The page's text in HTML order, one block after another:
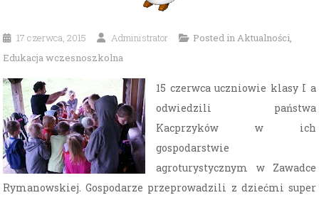
17 czerwca, 2015 Administrator Posted inAktualności,
Edukacja wczesnoszkolna
15 czerwca uczniowie klasy I a
odwiedzili państwa
Kacprzyków w ich
gospodarstwie
agroturystycznym w Zawadce
Rymanowskiej. Gospodarze przeprowadzili z dziećmi super